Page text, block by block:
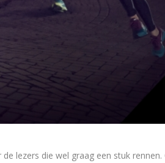
lezers die wel graag een stuk rennen.